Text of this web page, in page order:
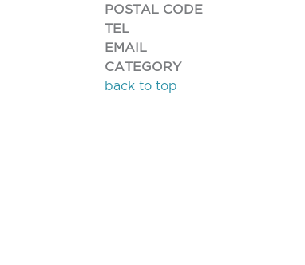
POSTAL CODE
TEL
EMAIL
CATEGORY
back to top